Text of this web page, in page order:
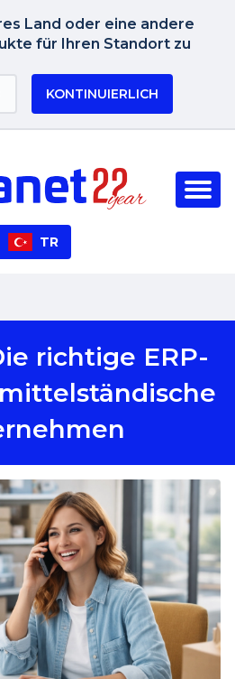
Land oder eine andere
für Ihren Standort zu
KONTINUIERLICH
TR
richtige ERP-